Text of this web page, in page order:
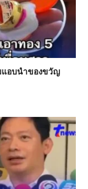
แอบนำของขวัญ